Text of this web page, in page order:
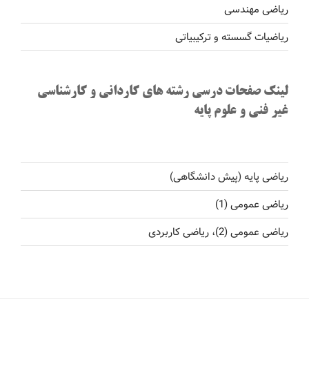
ریاضی مهندسی
ریاضیات گسسته و ترکیبیاتی
لینک صفحات درسی رشته های کاردانی و کارشناسی
غیر فنی و علوم پایه
ریاضی پایه (پیش دانشگاهی)
ریاضی عمومی (1)
ریاضی عمومی (2)، ریاضی کاربردی